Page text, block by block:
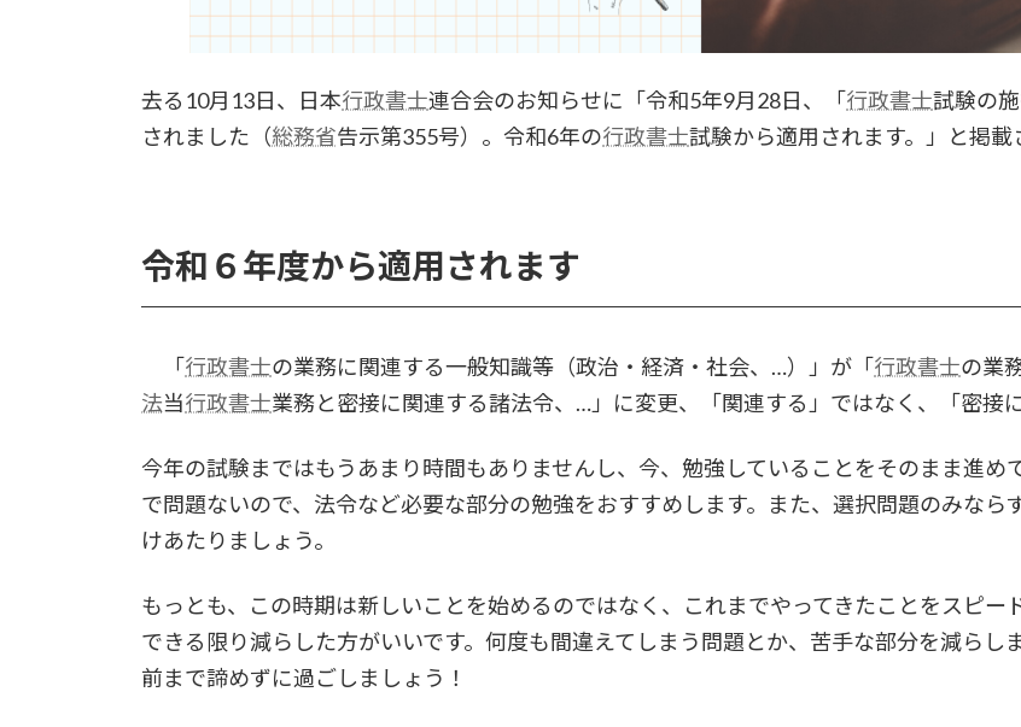
去る10月13日、日本行政書士連合会のお知らせに「令和5年9月28日、「行政書士試験の
されました（総務省告示第355号）。令和6年の行政書士試験から適用されます。」と掲載
令和６年度から適用されます
「行政書士の業務に関連する一般知識等（政治・経済・社会、…）」が「行政書士の業
法当行政書士業務と密接に関連する諸法令、…」に変更、「関連する」ではなく、「密接
今年の試験まではもうあまり時間もありませんし、今、勉強していることをそのまま進め
で問題ないので、法令など必要な部分の勉強をおすすめします。また、選択問題のみな
けあたりましょう。
もっとも、この時期は新しいことを始めるのではなく、これまでやってきたことをスピ
できる限り減らした方がいいです。何度も間違えてしまう問題とか、苦手な部分を減ら
前まで諦めずに過ごしましょう！